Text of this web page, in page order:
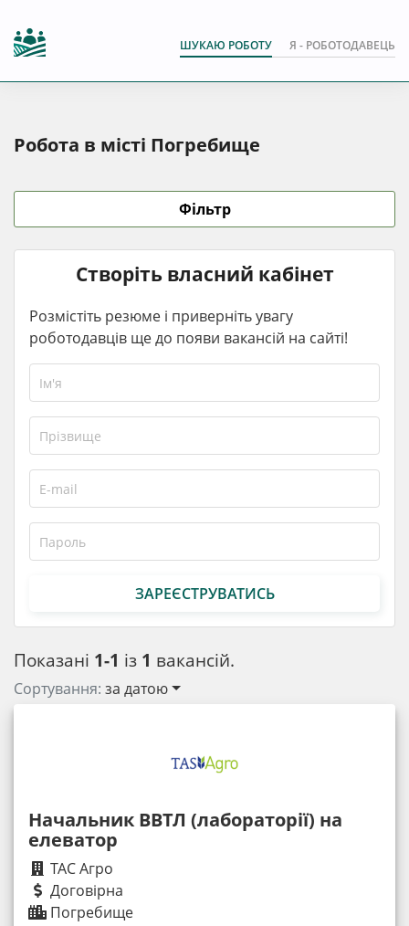
ШУКАЮ РОБОТУ Я - РОБОТОДАВЕЦЬ
Робота в місті Погребище
Показані 1-1 із 1 вакансій.
Сортування: за датою
Начальник ВВТЛ (лабораторії) на
елеватор
ТАС Агро
Договірна
Погребище
Фільтр
Створіть власний кабінет
Розмістіть резюме і приверніть увагу
роботодавців ще до появи вакансій на сайті!
ЗАРЕЄСТРУВАТИСЬ